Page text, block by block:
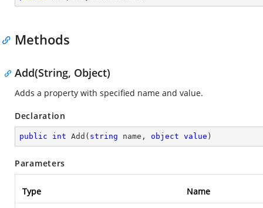
Methods
Add(String, Object)
Adds a property with specified name and value.
Declaration
public int Add ( string name, object value )
Parameters
Type Name